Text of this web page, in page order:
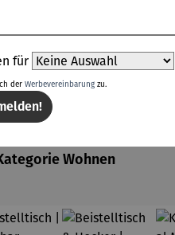
mit Solar
– Lumen
Wohnen
für
der Werbevereinbarungzu.